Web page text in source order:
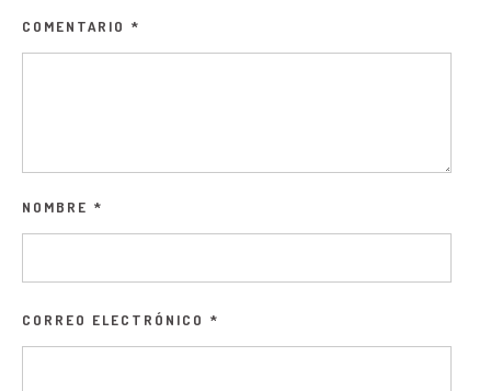
COMENTARIO *
NOMBRE *
CORREO ELECTRÓNICO *